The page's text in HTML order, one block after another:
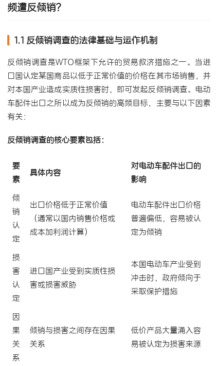
频遭反倾销？
1.1 反倾销调查的法律基础与运作机制
反倾销调查是WTO框架下允许的贸易救济措施之一。当进
口国认定某国商品以低于正常价值的价格在其市场销售，并
对本国产业造成实质性损害时，即可发起反倾销调查。电动
车配件出口之所以成为反倾销的高频目标，主要与以下因素
有关：
反倾销调查的核心要素包括：
要
素
具体内容
对电动车配件出口的
影响
倾
销
认
定
出口价格低于正常价值
（通常以国内销售价格或
成本加利润计算）
电动车配件出口价格
普遍偏低，容易被认
定为倾销
损
害
认
定
进口国产业受到实质性损
害或损害威胁
本国电动车产业受到
冲击时，政府倾向于
采取保护措施
因
果
关
系
倾销与损害之间存在因果
关系
低价产品大量涌入容
易被认定为损害来源